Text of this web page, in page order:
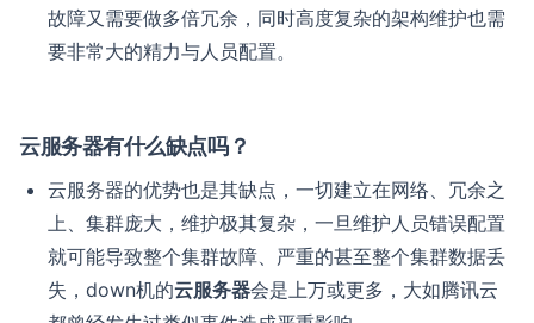
故障又需要做多倍冗余，同时高度复杂的架构维护也需
要非常大的精力与人员配置。
云服务器有什么缺点吗？
云服务器的优势也是其缺点，一切建立在网络、冗余之
上、集群庞大，维护极其复杂，一旦维护人员错误配置
就可能导致整个集群故障、严重的甚至整个集群数据丢
失，down机的云服务器会是上万或更多，大如腾讯云